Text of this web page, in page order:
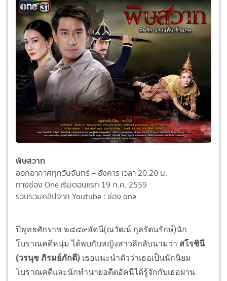
พิษสวาท
ออกอากาศทุกวันจันทร์ – อังคาร เวลา 20.20 น.
ทางช่อง One เริ่มตอนแรก 19 ก.ค. 2559
รวบรวมคลิปจาก Youtube : ช่อง one
ปีพุทธศักราช ๒๕๕๙อัคนี(ณวัฒน์ กุลรัตนรักษ์)นัก
โบราณคดีหนุ่ม ได้พบกับหญิงสาวลึกลับนามว่า สโรชินี
(วรนุช ภิรมย์ภักดี) เธอแนะนำตัวว่าเธอเป็นนักนิยม
โบราณคดีและนักทำนายอดีตอัคนีได้รู้จักกับเธอผ่าน